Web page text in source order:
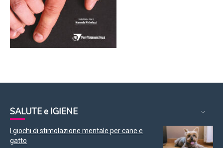
SALUTE e IGIENE
I giochi di stimolazione mentale per cane e
gatto